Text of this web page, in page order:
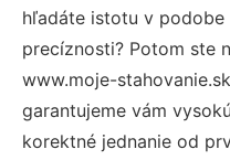
hľadáte istotu v
precíznosti? Potom ste
www.moje-
garantujeme vám
korektné jednanie od